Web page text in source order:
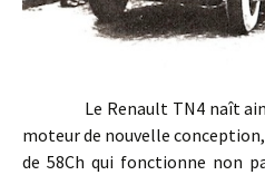
Le Renault TN4 naît
moteur de nouvelle
de 58Ch qui fonctionne non